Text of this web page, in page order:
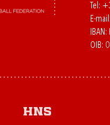
Tel:
E-mail:
OIB:
HNS